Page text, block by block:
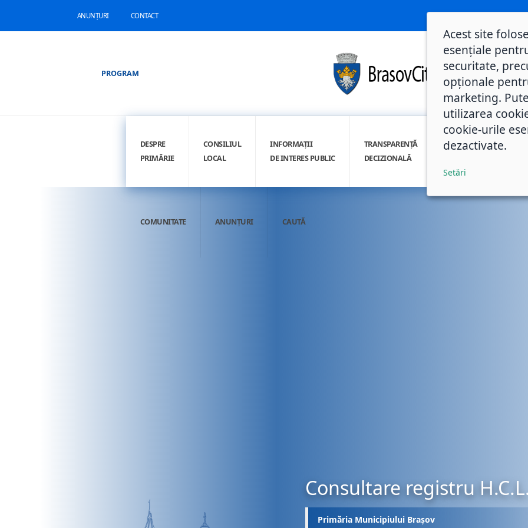
ANUNȚURI CONTACT
PROGRAM
DESPRE
PRIMĂRIE
CONSILIUL
LOCAL
INFORMAȚII
DE INTERES PUBLIC
TRANSPARENȚĂ
DECIZIONALĂ
INTEGRITATE
COMUNITATE ANUNȚURI CAUTĂ
Consultare registru
Primăria Municipiului Brașov
Acest site
esențiale
securitate,
opționale
marketing.
utilizarea
cookie-urile
dezactivate.
Setări